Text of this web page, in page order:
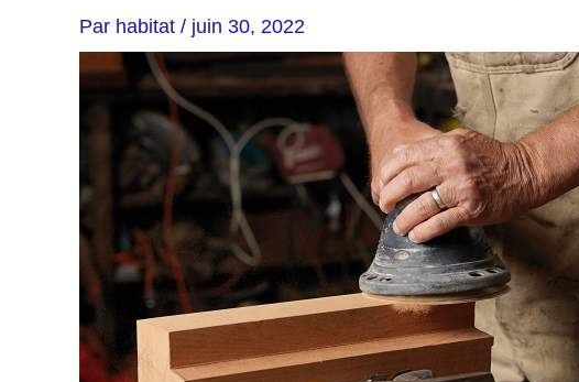
Par habitat / juin 30, 2022